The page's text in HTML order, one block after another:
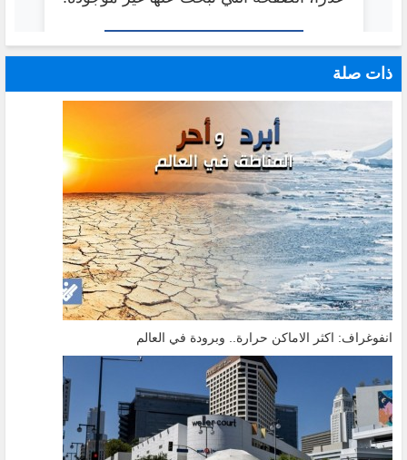
ذات صلة
انفوغراف: اكثر الاماكن حرارة.. وبرودة في العالم